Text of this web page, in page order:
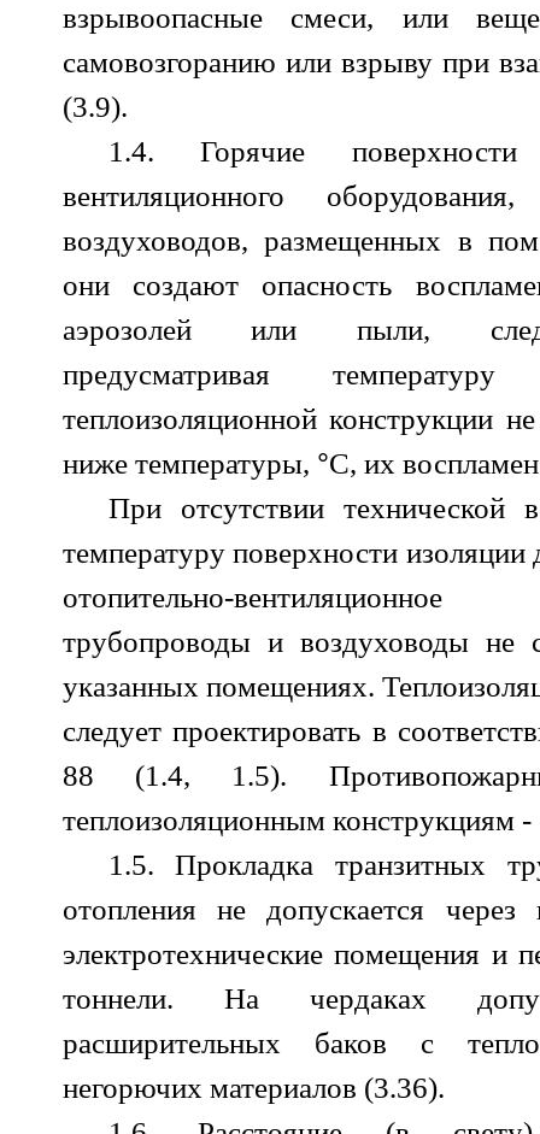
взрывоопасные смеси, или
самовозгоранию или взрыву при
(3.9).
1.4. Горячие
вентиляционного
воздуховодов, размещенных в
они создают опасность
аэрозолей или пыли,
предусматривая
теплоизоляционной конструкции
ниже температуры, °С, их
При отсутствии технической
температуру поверхности изоляции
отопительно-
трубопроводы и воздуховоды не
указанных помещениях.
следует проектировать в
88 (1.4, 1.5).
теплоизоляционным конструкциям
1.5. Прокладка транзитных
отопления не допускается
электротехнические помещения и
тоннели. На чердаках
расширительных баков с
негорючих материалов (3.36).